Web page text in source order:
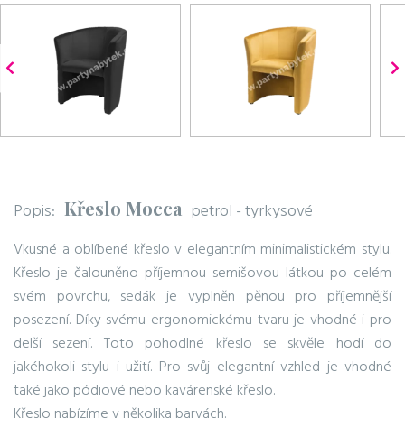
Popis: Křeslo Mocca petrol - tyrkysové
Vkusné a oblíbené křeslo v elegantním minimalistickém stylu.
Křeslo je čalouněno příjemnou semišovou látkou po celém
svém povrchu, sedák je vyplněn pěnou pro příjemnější
posezení. Díky svému ergonomickému tvaru je vhodné i pro
delší sezení. Toto pohodlné křeslo se skvěle hodí do
jakéhokoli stylu i užití. Pro svůj elegantní vzhled je vhodné
také jako pódiové nebo kavárenské křeslo.
Křeslo nabízíme v několika barvách.